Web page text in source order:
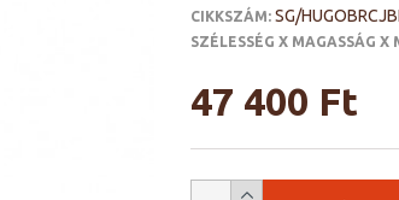
CIKKSZÁM: SG/
SZÉLESSÉG X MAGASSÁG X
47 400 Ft